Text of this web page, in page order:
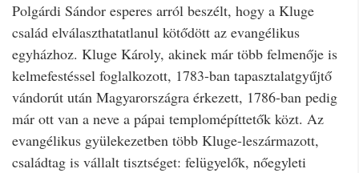
Polgárdi Sándor esperes arról beszélt, hogy a Kluge
család elválaszthatatlanul kötődött az evangélikus
egyházhoz. Kluge Károly, akinek már több felmenője is
kelmefestéssel foglalkozott, 1783-ban tapasztalatgyűjtő
vándorút után Magyarországra érkezett, 1786-ban pedig
már ott van a neve a pápai templomépíttetők közt. Az
evangélikus gyülekezetben több Kluge-leszármazott,
családtag is vállalt tisztséget: felügyelők, nőegyleti